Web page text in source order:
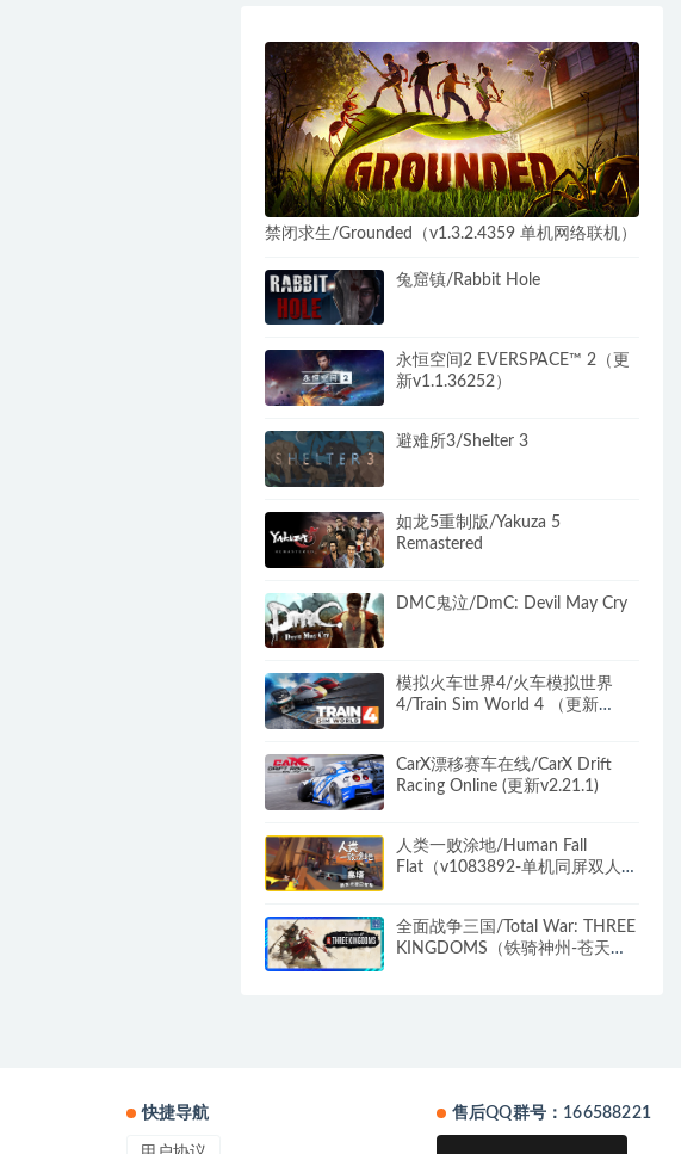
禁闭求生/Grounded（v1.3.2.4359 单机网络联机）
兔窟镇/Rabbit Hole
永恒空间2 EVERSPACE™ 2（更
新v1.1.36252）
避难所3/Shelter 3
如龙5重制版/Yakuza 5
Remastered
DMC鬼泣/DmC: Devil May Cry
模拟火车世界4/火车模拟世界
4/Train Sim World 4 （更新
CarX漂移赛车在线/CarX Drift
Racing Online (更新v2.21.1)
人类一败涂地/Human Fall
Flat（v1083892-单机同屏双人网
全面战争三国/Total War: THREE
KINGDOMS（铁骑神州-苍天战
快捷导航 售后QQ群号：166588221